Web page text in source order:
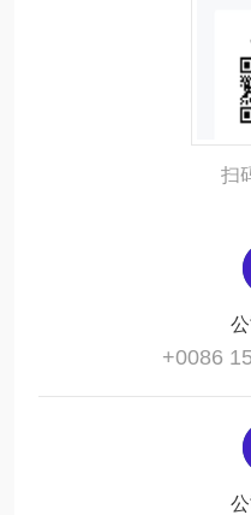
扫
+0086